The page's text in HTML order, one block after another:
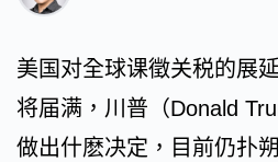
美国对全球课徵关税的展
将届满，川普（Donald
做出什麽决定，目前仍扑